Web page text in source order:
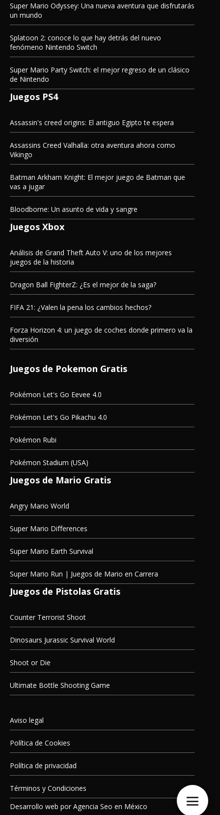
Super Mario Odyssey: Una nueva aventura que disfrutarás
un mundo
Splatoon 2: conoce lo que hay detrás del nuevo
fenómeno Nintendo Switch
Super Mario Party Switch: el mejor regreso de un clásico
de Nintendo
Juegos PS4
Assassin's creed origins: El antiguo Egipto te espera
Assassins Creed Valhalla: otra aventura ahora como
Vikingo
Batman Arkham Knight: El mejor juego de Batman que
vas a jugar
Bloodborne: Un asunto de vida y sangre
Juegos Xbox
Análisis de Grand Theft Auto V: uno de los mejores
juegos de la historia
Dragon Ball FighterZ: ¿Es el mejor de la saga?
FIFA 21: ¿Valen la pena los cambios hechos?
Forza Horizon 4: un juego de coches donde primero va la
diversión
Juegos de Pokemon Gratis
Pokémon Let's Go Eevee 4.0
Pokémon Let's Go Pikachu 4.0
Pokémon Rubi
Pokémon Stadium (USA)
Juegos de Mario Gratis
Angry Mario World
Super Mario Differences
Super Mario Earth Survival
Super Mario Run | Juegos de Mario en Carrera
Juegos de Pistolas Gratis
Counter Terrorist Shoot
Dinosaurs Jurassic Survival World
Shoot or Die
Ultimate Bottle Shooting Game
Aviso legal
Política de Cookies
Política de privacidad
Términos y Condiciones
Desarrollo web por Agencia Seo en México